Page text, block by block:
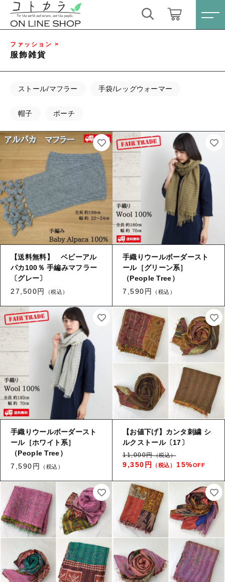
ファッション >
服飾雑貨
ストール/マフラー 手袋/レッグウォーマー
帽子 ポーチ
【送料無料】 ベビーアル
パカ100％ 手編みマフラー
〔グレー〕
27,500円
（税込）
手織りウールボーダースト
ール［グリーン系］
（People Tree）
7,590円
（税込）
手織りウールボーダースト
ール［ホワイト系］
（People Tree）
7,590円
（税込）
【お値下げ】カンタ刺繍 シ
ルクストール〔17〕
11,000円（税込）
9,350円 （税込） 15%OFF
ログイン / 会員登録
すべての商品
スキンケア・石鹸
HINOKI（土佐ヒノキ）シリーズ
サステナブル歯ブラシ・歯磨き粉
洗剤・食器用石鹸
タオル/ハンカチ
国産［奥会津］かごバッグ
カトラリー/食器
ソーラーランタン（クリーンエネルギー）
ファッション
布ナプキン
雑貨
ラリーキルト
キリム
ギフトラッピング
その他
新着商品
セール
コトカラについて
お知らせ
すべて
サステナブル歯ブラシ・歯磨き粉
洗剤・食器用石鹸
タオル/ハンカチ
国産［奥会津］かごバッグ
カトラリー/食器
ソーラーランタン（クリーンエネルギー）
ファッション
布ナプキン
ラリーキルト
ギフトラッピング
その他
キーワード検索
こだわり検索
親カテゴリ
子カテゴリ
価格帯
～
その他
在庫あり セール
並び順